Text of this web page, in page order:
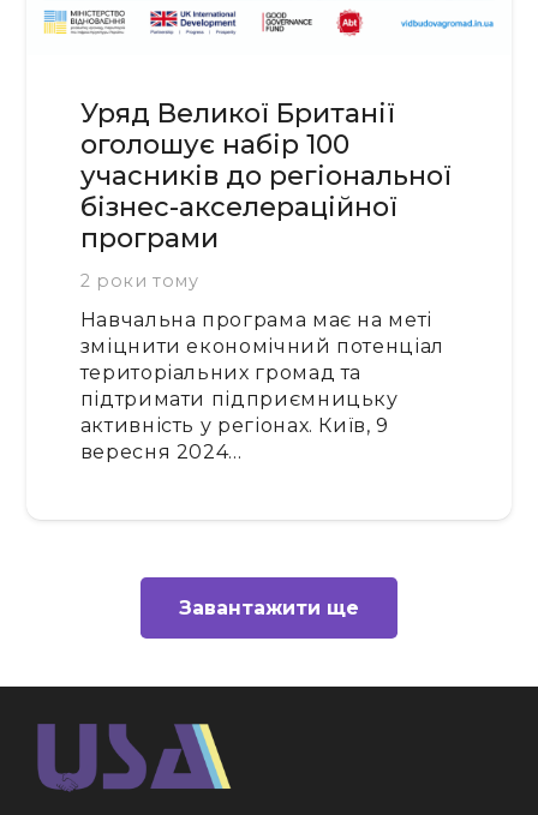
Уряд Великої Британії
оголошує набір 100
учасників до регіональної
бізнес-акселераційної
програми
2 роки тому
Навчальна програма має на меті
зміцнити економічний потенціал
територіальних громад та
підтримати підприємницьку
активність у регіонах. Київ, 9
вересня 2024…
Завантажити ще